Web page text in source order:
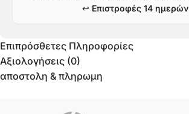
↩️ Επιστροφές 14 ημερών
Επιπρόσθετες Πληροφορίες
Αξιολογήσεις (0)
αποστολη & πληρωμη